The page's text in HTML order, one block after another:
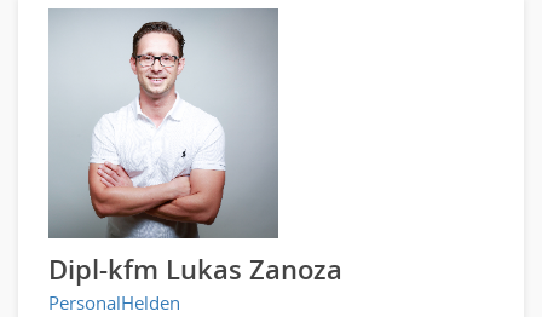
Produktmanagement
Strategisches Marketing
Vertriebsmarketing
Human Resources
Personal Leitung, Teamleitung
rec2rec
Recruiting, Personalmarketing
Referent
Anwaltschaft
Justiziariat, Rechtsabteilung
Pharmaindustrie
Telekommunikation
Textilien & Bekleidung
Transport & Logistik
Unternehmensberatung
Versicherungen
Dipl-kfm Lukas Zanoza
PersonalHelden